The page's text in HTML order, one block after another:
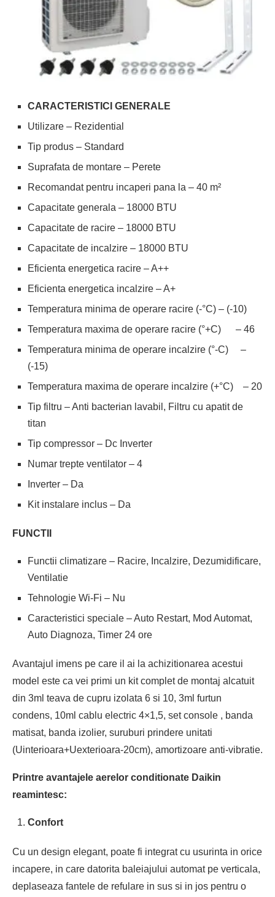
CARACTERISTICI GENERALE
Utilizare – Rezidential
Tip produs – Standard
Suprafata de montare – Perete
Recomandat pentru incaperi pana la – 40 m²
Capacitate generala – 18000 BTU
Capacitate de racire – 18000 BTU
Capacitate de incalzire – 18000 BTU
Eficienta energetica racire – A++
Eficienta energetica incalzire – A+
Temperatura minima de operare racire (-°C) – (-10)
Temperatura maxima de operare racire (°+C) – 46
Temperatura minima de operare incalzire (°-C) –
(-15)
Temperatura maxima de operare incalzire (+°C) – 20
Tip filtru – Anti bacterian lavabil, Filtru cu apatit de
titan
Tip compressor – Dc Inverter
Numar trepte ventilator – 4
Inverter – Da
Kit instalare inclus – Da
FUNCTII
Functii climatizare – Racire, Incalzire, Dezumidificare,
Ventilatie
Tehnologie Wi-Fi – Nu
Caracteristici speciale – Auto Restart, Mod Automat,
Auto Diagnoza, Timer 24 ore
Avantajul imens pe care il ai la achizitionarea acestui
model este ca vei primi un kit complet de montaj alcatuit
din 3ml teava de cupru izolata 6 si 10, 3ml furtun
condens, 10ml cablu electric 4×1,5, set console , banda
matisat, banda izolier, suruburi prindere unitati
(Uinterioara+Uexterioara-20cm), amortizoare anti-vibratie.
Printre avantajele aerelor conditionate Daikin
reamintesc:
Confort
Cu un design elegant, poate fi integrat cu usurinta in orice
incapere, in care datorita baleiajului automat pe verticala,
deplaseaza fantele de refulare in sus si in jos pentru o